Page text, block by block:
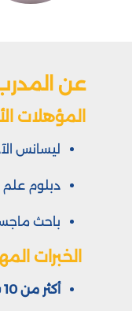
عن
المؤهلات
ليسانس
دبلوم
باحث
الخبرات
أكثر من 10 سنوات من الخبرة العملية